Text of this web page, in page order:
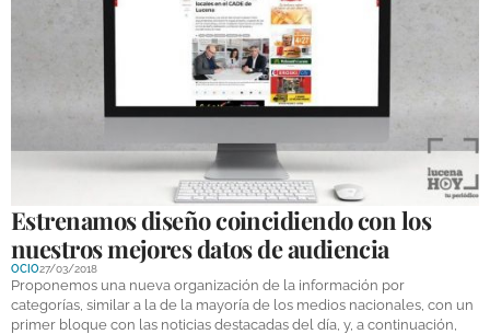
DESARROLLO LOCAL
LUCENA EMPRESAS
COFRADÍAS
DEPORTES
Estrenamos diseño coincidiendo con los
nuestros mejores datos de audiencia
OCIO27/03/2018
Proponemos una nueva organización de la información por
categorías, similar a la de la mayoría de los medios nacionales, con un
primer bloque con las noticias destacadas del día, y, a continuación,